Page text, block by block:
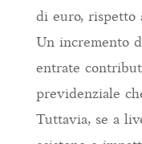
di euro, rispetto
Un incremento
entrate
previdenziale
Tuttavia, se a